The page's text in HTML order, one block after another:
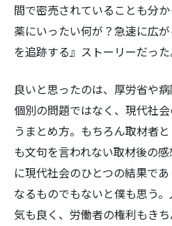
間で密売されていることも分
薬にいったい何が？急速に広
を追跡する』ストーリーだった
良いと思ったのは、厚労省や
個別の問題ではなく、現代社
うまとめ方。もちろん取材者
も文句を言われない取材後の
に現代社会のひとつの結果で
なるものでもないと僕も思う
気も良く、労働者の権利もき